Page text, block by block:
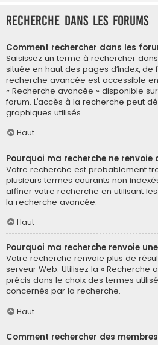
Recherche dans les forums
Comment rechercher dans les
Saisissez un terme à rechercher
située en haut des pages d’index, de
recherche avancée est accessible
« Recherche avancée » disponible
forum. L’accès à la recherche peut
graphiques utilisés.
Haut
Pourquoi ma recherche ne
Votre recherche est probablement
plusieurs termes courants non
affiner votre recherche en utilisant
la recherche avancée.
Haut
Pourquoi ma recherche renvoie
Votre recherche renvoie plus de
serveur Web. Utilisez la « Recherche
précis dans le choix des termes
concernés par la recherche.
Haut
Comment rechercher des